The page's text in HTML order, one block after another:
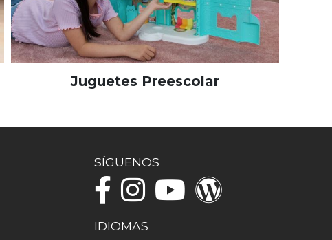
Juguetes Preescolar
SÍGUENOS
IDIOMAS